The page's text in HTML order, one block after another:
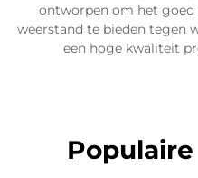
ontworpen om het goed
weerstand te bieden tegen
een hoge kwaliteit